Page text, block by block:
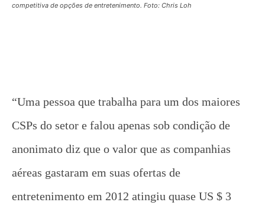
competitiva de opções de entretenimento. Foto: Chris Loh
“Uma pessoa que trabalha para um dos maiores
CSPs do setor e falou apenas sob condição de
anonimato diz que o valor que as companhias
aéreas gastaram em suas ofertas de
entretenimento em 2012 atingiu quase US $ 3